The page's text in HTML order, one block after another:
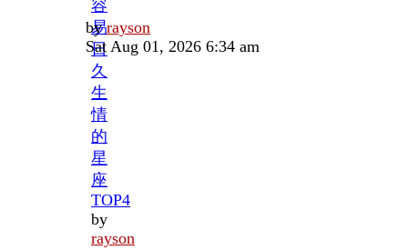
容
易
日
久
生
情
的
星
座
TOP4
by
rayson
Last
post
byrayson
Sat Aug 01, 2026 6:34 am